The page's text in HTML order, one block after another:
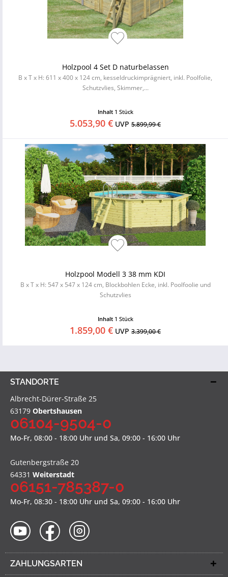
Holzpool 4 Set D naturbelassen
B x T x H: 611 x 400 x 124 cm, kesseldruckimprägniert, inkl. Poolfolie,
Schutzvlies, Skimmer,...
Inhalt 1 Stück
5.053,90 € UVP 5.899,99 €
Holzpool Modell 3 38 mm KDI
B x T x H: 547 x 547 x 124 cm, Blockbohlen Ecke, inkl. Poolfoolie und
Schutzvlies
Inhalt 1 Stück
1.859,00 € UVP 3.399,00 €
STANDORTE
Albrecht-Dürer-Straße 25
63179 Obertshausen
06104-9504-0
Mo-Fr, 08:00 - 18:00 Uhr und Sa, 09:00 - 16:00 Uhr
Gutenbergstraße 20
64331 Weiterstadt
06151-785387-0
Mo-Fr, 08:30 - 18:00 Uhr und Sa, 09:00 - 16:00 Uhr
ZAHLUNGSARTEN